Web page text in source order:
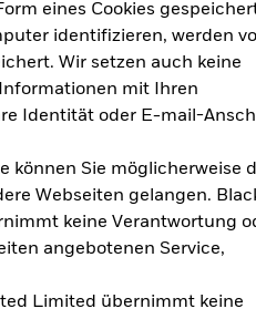
eines Cookies
identifizieren, werden
Wir setzen auch keine
mit Ihren
Identität oder E-mail-
können Sie möglicherweise
Webseiten gelangen.
keine Verantwortung
angebotenen Service,
Limited übernimmt keine